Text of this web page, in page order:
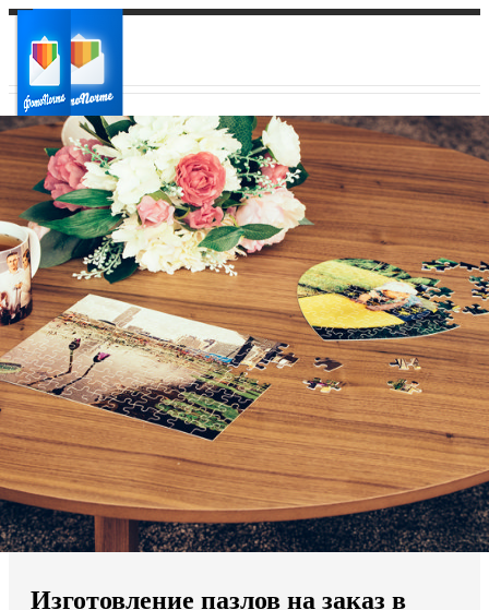
Ваш город:
Ваш регион доставки
Выберите из списка:
Мы доставляем по всему миру
Изготовление пазлов на заказ в